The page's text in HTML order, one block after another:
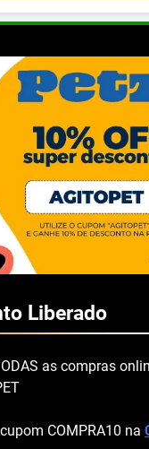
Liberado
as compras
COMPRA10 na